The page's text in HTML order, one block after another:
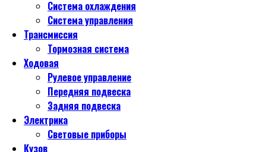
Система охлаждения
Система управления
Трансмиссия
Тормозная система
Ходовая
Рулевое управление
Передняя подвеска
Задняя подвеска
Электрика
Световые приборы
Кузов